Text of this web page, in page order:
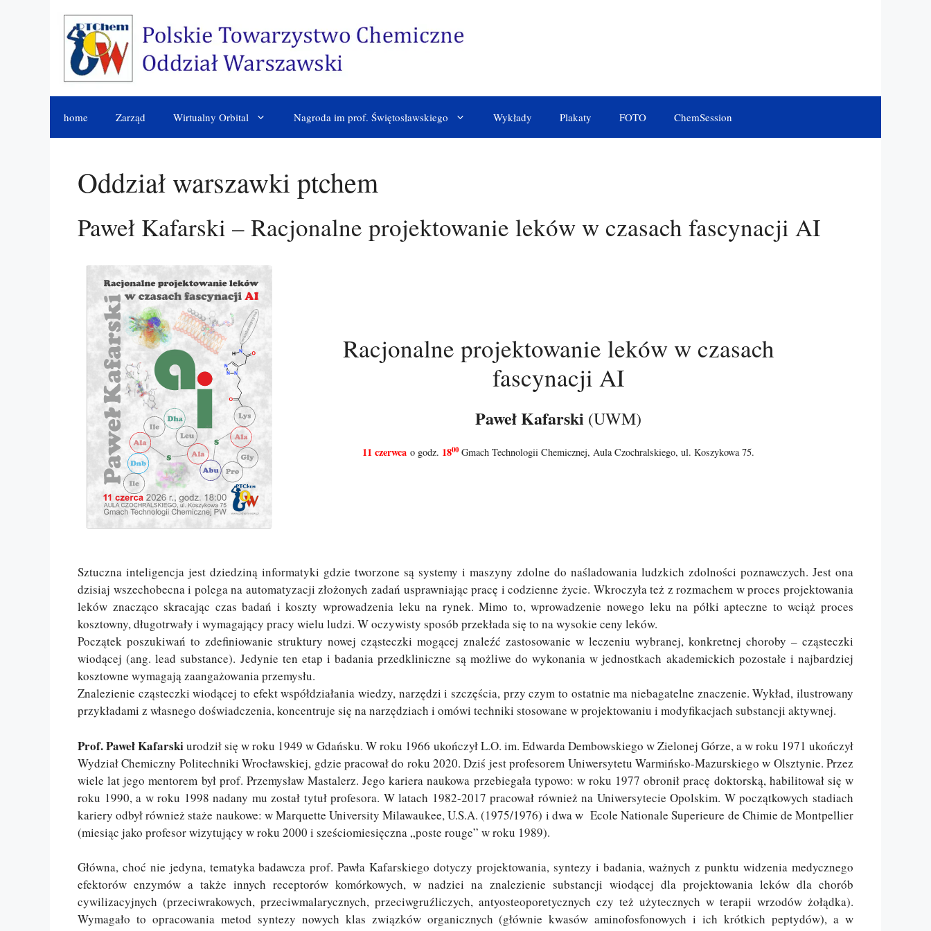
home Zarząd Wirtualny Orbital Nagroda im prof. Świętosławskiego Wykłady Plakaty FOTO ChemSession
Oddział warszawki ptchem
Paweł Kafarski – Racjonalne projektowanie leków w czasach fascynacji AI
Racjonalne projektowanie leków w czasach
fascynacji AI
Paweł Kafarski (UWM)
11 czerwca o godz. 1800 Gmach Technologii Chemicznej, Aula Czochralskiego, ul. Koszykowa 75.
Sztuczna inteligencja jest dziedziną informatyki gdzie tworzone są systemy i maszyny zdolne do naśladowania ludzkich zdolności poznawczych. Jest ona
dzisiaj wszechobecna i polega na automatyzacji złożonych zadań usprawniając pracę i codzienne życie. Wkroczyła też z rozmachem w proces projektowania
leków znacząco skracając czas badań i koszty wprowadzenia leku na rynek. Mimo to, wprowadzenie nowego leku na półki apteczne to wciąż proces
kosztowny, długotrwały i wymagający pracy wielu ludzi. W oczywisty sposób przekłada się to na wysokie ceny leków.
Początek poszukiwań to zdefiniowanie struktury nowej cząsteczki mogącej znaleźć zastosowanie w leczeniu wybranej, konkretnej choroby – cząsteczki
wiodącej (ang. lead substance). Jedynie ten etap i badania przedkliniczne są możliwe do wykonania w jednostkach akademickich pozostałe i najbardziej
kosztowne wymagają zaangażowania przemysłu.
Znalezienie cząsteczki wiodącej to efekt współdziałania wiedzy, narzędzi i szczęścia, przy czym to ostatnie ma niebagatelne znaczenie. Wykład, ilustrowany
przykładami z własnego doświadczenia, koncentruje się na narzędziach i omówi techniki stosowane w projektowaniu i modyfikacjach substancji aktywnej.
Prof. Paweł Kafarskiurodził się w roku 1949 w Gdańsku. W roku 1966 ukończył L.O. im. Edwarda Dembowskiego w Zielonej Górze, a w roku 1971 ukończył
Wydział Chemiczny Politechniki Wrocławskiej, gdzie pracował do roku 2020. Dziś jest profesorem Uniwersytetu Warmińsko-Mazurskiego w Olsztynie. Przez
wiele lat jego mentorem był prof. Przemysław Mastalerz. Jego kariera naukowa przebiegała typowo: w roku 1977 obronił pracę doktorską, habilitował się w
roku 1990, a w roku 1998 nadany mu został tytuł profesora. W latach 1982-2017 pracował również na Uniwersytecie Opolskim. W początkowych stadiach
kariery odbył również staże naukowe: w Marquette University Milawaukee, U.S.A. (1975/1976) i dwa w Ecole Nationale Superieure de Chimie de Montpellier
(miesiąc jako profesor wizytujący w roku 2000 i sześciomiesięczna „poste rouge” w roku 1989).
Główna, choć nie jedyna, tematyka badawcza prof. Pawła Kafarskiego dotyczy projektowania, syntezy i badania, ważnych z punktu widzenia medycznego
efektorów enzymów a także innych receptorów komórkowych, w nadziei na znalezienie substancji wiodącej dla projektowania leków dla chorób
cywilizacyjnych (przeciwrakowych, przeciwmalarycznych, przeciwgruźliczych, antyosteoporetycznych czy też użytecznych w terapii wrzodów żołądka).
Wymagało to opracowania metod syntezy nowych klas związków organicznych (głównie kwasów aminofosfonowych i ich krótkich peptydów), a w